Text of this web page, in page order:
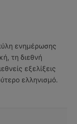
ενημέρωσης
τη διεθνή
εξελίξεις
ελληνισμό.